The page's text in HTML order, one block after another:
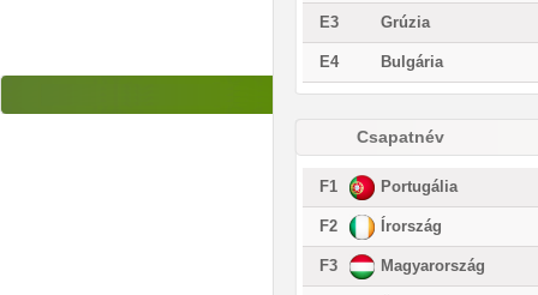
E3 Grúzia
E4 Bulgária
Csapatnév
F1 Portugália
F2 Írország
F3 Magyarország